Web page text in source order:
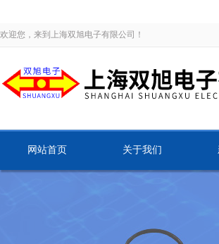
欢迎您，来到上海双旭电子有限公司！
网站首页 关于我们